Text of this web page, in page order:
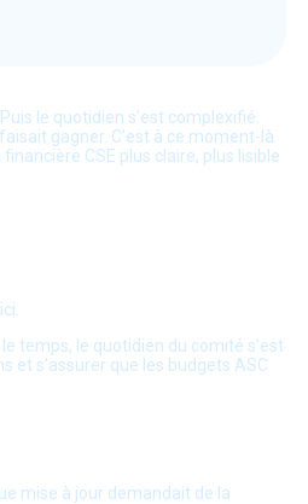
le quotidien s’est complexifié.
gagner. C’est à ce moment-là
CSE plus claire, plus lisible
temps, le quotidien du comité s’est
et s’assurer que les budgets ASC
mise à jour demandait de la